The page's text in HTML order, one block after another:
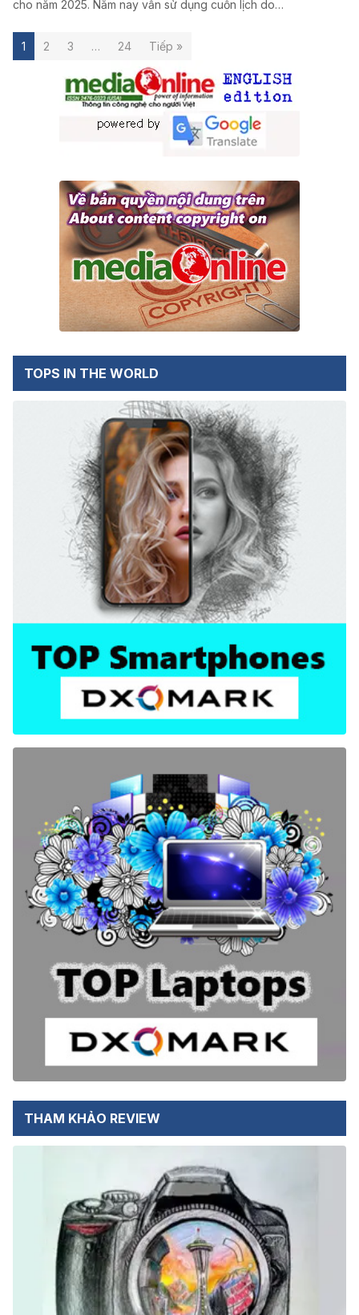
cho năm 2025. Năm nay vẫn sử dụng cuốn lịch do…
1 2 3 … 24 Tiếp »
TOPS IN THE WORLD
THAM KHẢO REVIEW